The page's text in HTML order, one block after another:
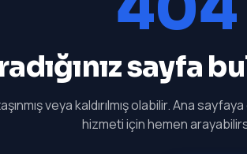
sayfa
veya kaldırılmış olabilir. Ana
hizmeti için hemen